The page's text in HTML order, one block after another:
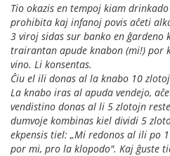
Tio okazis en tempoj kiam
prohibita kaj infanoj povis aĉeti
3 viroj sidas sur banko en
trairantan apude knabon (mi!) por
vino. Li konsentas.
Ĉiu el ili donas al la knabo 10
La knabo iras al apuda vendejo,
vendistino donas al li 5 zlotojn
dumvoje kombinas kiel dividi 5
ekpensis tiel: „Mi redonos al ili po
por mi, pro la klopodo". Kaj ĝuste